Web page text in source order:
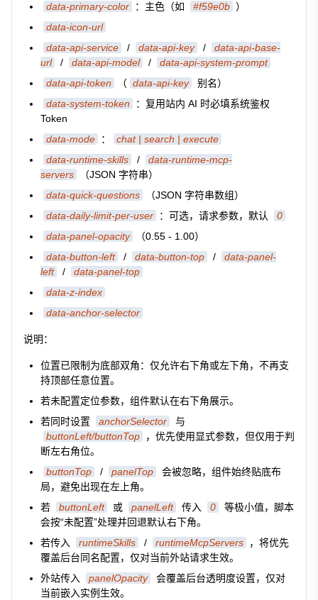
data-primary-color
：主色（如 #f59e0b ）
data-icon-url
data-api-service
/ data-api-key /
data-api-base-
url
/ data-api-model /
data-api-system-prompt
data-api-token
（ data-api-key
别名）
data-system-token
：复用站内 AI 时必填系统鉴权
Token
data-mode
：
chat | search | execute
data-runtime-skills
/
data-runtime-mcp-
servers
（JSON 字符串）
data-quick-questions
（JSON 字符串数组）
data-daily-limit-per-user
：可选，请求参数，默认
0
data-panel-opacity
（0.55 - 1.00）
data-button-left
/ data-button-top /
data-panel-
left
/
data-panel-top
data-z-index
data-anchor-selector
说明：
位置已限制为底部双角：仅允许右下角或左下角，不再支
持顶部任意位置。
若未配置定位参数，组件默认在右下角展示。
若同时设置
anchorSelector
与
buttonLeft/buttonTop
，优先使用显式参数，但仅用于判
断左右角位。
buttonTop
/ panelTop
会被忽略，组件始终贴底布
局，避免出现在左上角。
若
buttonLeft 或 panelLeft 传入 0
等极小值，脚本
会按“未配置”处理并回退默认右下角。
若传入
runtimeSkills / runtimeMcpServers
，将优先
覆盖后台同名配置，仅对当前外站请求生效。
外站传入
panelOpacity
会覆盖后台透明度设置，仅对
当前嵌入实例生效。